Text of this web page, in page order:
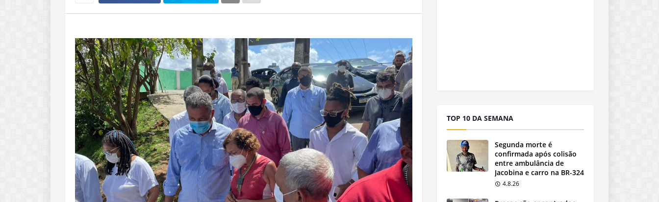
TOP 10 DA SEMANA
Segunda morte é
confirmada após colisão
entre ambulância de
Jacobina e carro na BR-324
4.8.26